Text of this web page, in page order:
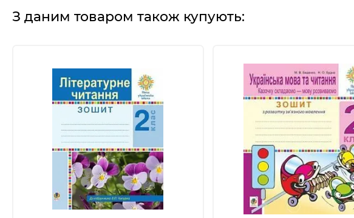
З даним товаром також купують: